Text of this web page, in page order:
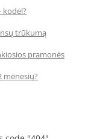
kodėl?
trūkumą
pramonės
mėnesių?